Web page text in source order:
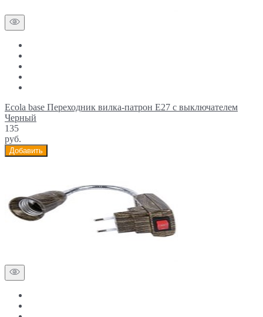
Ecola base Переходник вилка-патрон E27 с выключателем
Черный
135
руб.
Добавить